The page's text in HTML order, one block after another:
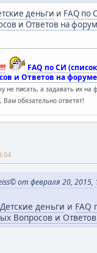
деньги и FAQ по
и Ответов на
FAQ по СИ
и Ответов на
не писать, а задавать их на
Вам обязательно ответят!
от февраля 20, 2015,
Детские деньги и FAQ
Вопросов и